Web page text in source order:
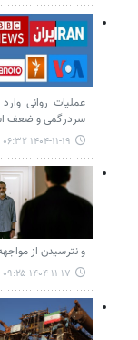
عملیات روانی
سردرگمی و ضعف
۱۴۰۴-۱۱-۱۹ ۰۶:۳۲
و نترسیدن از
۱۴۰۴-۱۱-۱۷ ۰۹:۲۵